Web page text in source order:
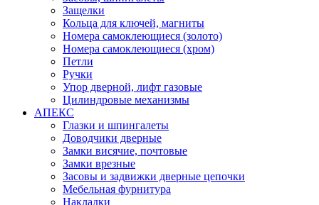
Защелки
Кольца для ключей, магниты
Номера самоклеющиеся (золото)
Номера самоклеющиеся (хром)
Петли
Ручки
Упор дверной, лифт газовые
Цилиндровые механизмы
АПЕКС
Глазки и шпингалеты
Доводчики дверные
Замки висячие, почтовые
Замки врезные
Засовы и задвижки дверные цепочки
Мебельная фурнитура
Накладки